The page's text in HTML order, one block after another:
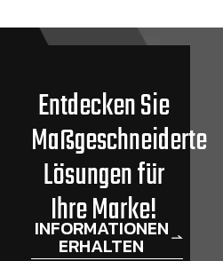
Entdecken Sie
Maßgeschneiderte
Lösungen für
Ihre Marke!
INFORMATIONEN
ERHALTEN